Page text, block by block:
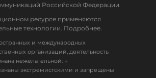
Российской Федерации.
ресурсе применяются
технологии. Подробнее.
и международных
организаций, деятельность
нежелательной: ↓
экстремистскими и запрещены